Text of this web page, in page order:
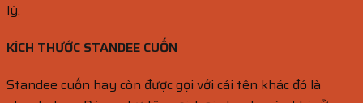
lý.
KÍCH THƯỚC STANDEE CUỐN
Standee cuốn hay còn được gọi với cái tên khác đó là